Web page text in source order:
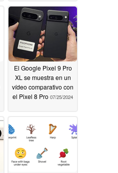
El Google Pixel 9 Pro
XL se muestra en un
vídeo comparativo con
el Pixel 8 Pro 07/25/2024